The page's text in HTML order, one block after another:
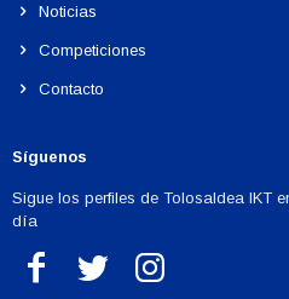
Noticias
Competiciones
Contacto
Síguenos
Sigue los perfiles de Tolosaldea IKT
día